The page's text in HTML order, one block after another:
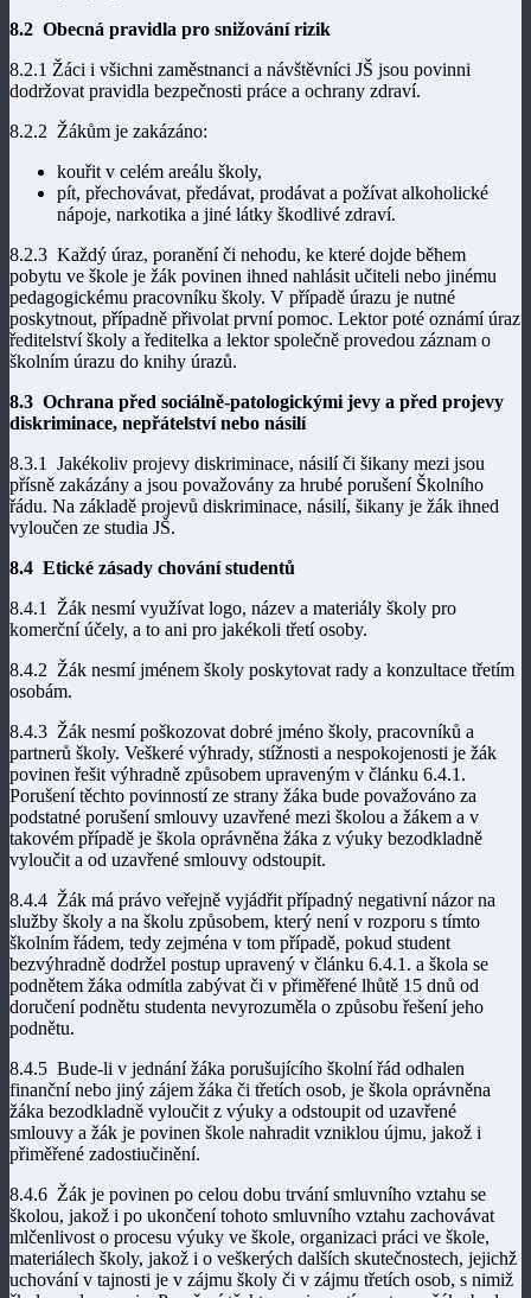
8.2 Obecná pravidla pro snižování rizik
8.2.1 Žáci i všichni zaměstnanci a návštěvníci JŠ jsou povinni
dodržovat pravidla bezpečnosti práce a ochrany zdraví.
8.2.2 Žákům je zakázáno:
kouřit v celém areálu školy,
pít, přechovávat, předávat, prodávat a požívat alkoholické
nápoje, narkotika a jiné látky škodlivé zdraví.
8.2.3 Každý úraz, poranění či nehodu, ke které dojde během
pobytu ve škole je žák povinen ihned nahlásit učiteli nebo jinému
pedagogickému pracovníku školy. V případě úrazu je nutné
poskytnout, případně přivolat první pomoc. Lektor poté oznámí úraz
ředitelství školy a ředitelka a lektor společně provedou záznam o
školním úrazu do knihy úrazů.
8.3 Ochrana před sociálně-patologickými jevy a před projevy
diskriminace, nepřátelství nebo násilí
8.3.1 Jakékoliv projevy diskriminace, násilí či šikany mezi jsou
přísně zakázány a jsou považovány za hrubé porušení Školního
řádu. Na základě projevů diskriminace, násilí, šikany je žák ihned
vyloučen ze studia JŠ.
8.4 Etické zásady chování studentů
8.4.1 Žák nesmí využívat logo, název a materiály školy pro
komerční účely, a to ani pro jakékoli třetí osoby.
8.4.2 Žák nesmí jménem školy poskytovat rady a konzultace třetím
osobám.
8.4.3 Žák nesmí poškozovat dobré jméno školy, pracovníků a
partnerů školy. Veškeré výhrady, stížnosti a nespokojenosti je žák
povinen řešit výhradně způsobem upraveným v článku 6.4.1.
Porušení těchto povinností ze strany žáka bude považováno za
podstatné porušení smlouvy uzavřené mezi školou a žákem a v
takovém případě je škola oprávněna žáka z výuky bezodkladně
vyloučit a od uzavřené smlouvy odstoupit.
8.4.4 Žák má právo veřejně vyjádřit případný negativní názor na
služby školy a na školu způsobem, který není v rozporu s tímto
školním řádem, tedy zejména v tom případě, pokud student
bezvýhradně dodržel postup upravený v článku 6.4.1. a škola se
podnětem žáka odmítla zabývat či v přiměřené lhůtě 15 dnů od
doručení podnětu studenta nevyrozuměla o způsobu řešení jeho
podnětu.
8.4.5 Bude-li v jednání žáka porušujícího školní řád odhalen
finanční nebo jiný zájem žáka či třetích osob, je škola oprávněna
žáka bezodkladně vyloučit z výuky a odstoupit od uzavřené
smlouvy a žák je povinen škole nahradit vzniklou újmu, jakož i
přiměřené zadostiučinění.
8.4.6 Žák je povinen po celou dobu trvání smluvního vztahu se
školou, jakož i po ukončení tohoto smluvního vztahu zachovávat
mlčenlivost o procesu výuky ve škole, organizaci práci ve škole,
materiálech školy, jakož i o veškerých dalších skutečnostech, jejichž
uchování v tajnosti je v zájmu školy či v zájmu třetích osob, s nimiž